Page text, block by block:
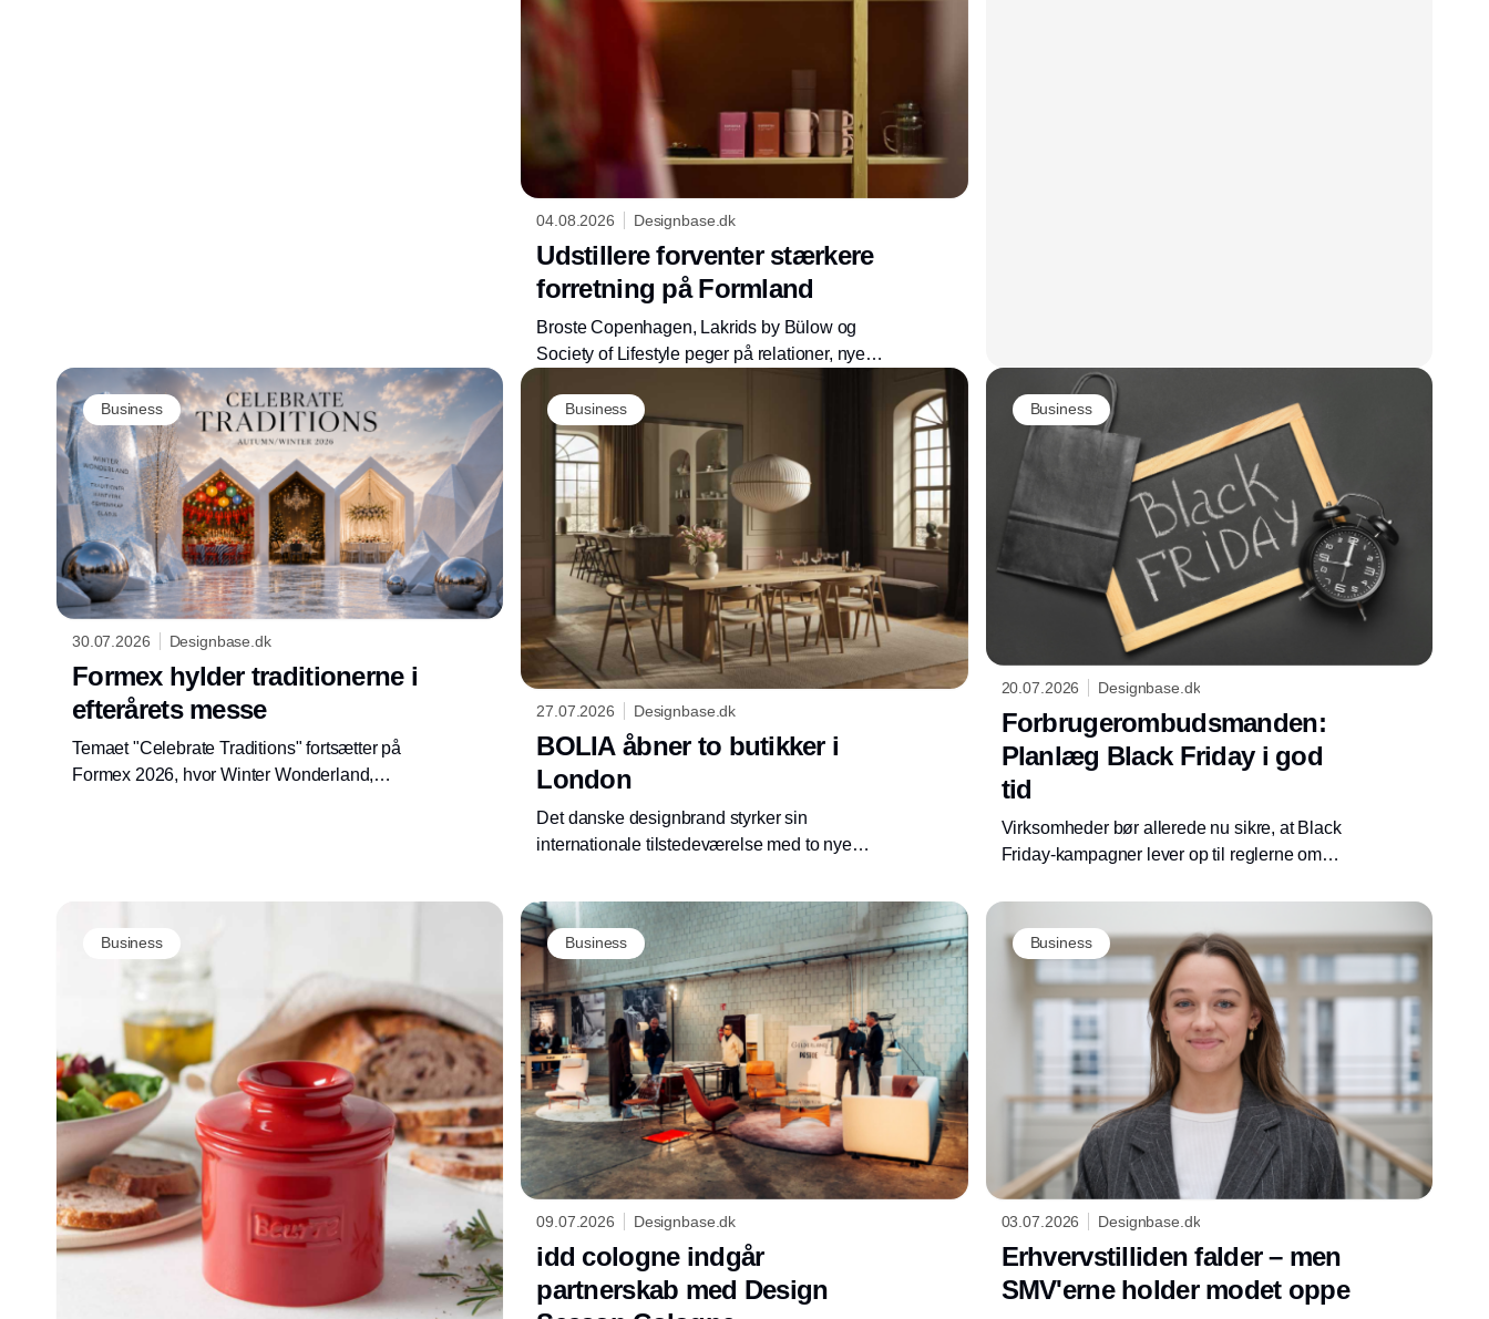
04.08.2026 Designbase.dk
Udstillere forventer stærkere
forretning på Formland
Broste Copenhagen, Lakrids by Bülow og
Society of Lifestyle peger på relationer, nye
elementer, når Formland Autumn samler
branchen i Herning 16.-18. august 2026.
Business
30.07.2026 Designbase.dk
Formex hylder traditionerne i
efterårets messe
Temaet "Celebrate Traditions" fortsætter på
Formex 2026, hvor Winter Wonderland,
Business
27.07.2026 Designbase.dk
BOLIA åbner to butikker i
London
Det danske designbrand styrker sin
internationale tilstedeværelse med to nye
skridt i virksomhedens vækststrategi på det
britiske marked.
Business
20.07.2026 Designbase.dk
Forbrugerombudsmanden:
Planlæg Black Friday i god
tid
Virksomheder bør allerede nu sikre, at Black
Friday-kampagner lever op til reglerne om
uunderbyggede besparelser kan føre til
indgreb fra Forbrugerombudsmanden.
Business Business
09.07.2026 Designbase.dk
idd cologne indgår
partnerskab med Design
Business
03.07.2026 Designbase.dk
Erhvervstilliden falder – men
SMV'erne holder modet oppe